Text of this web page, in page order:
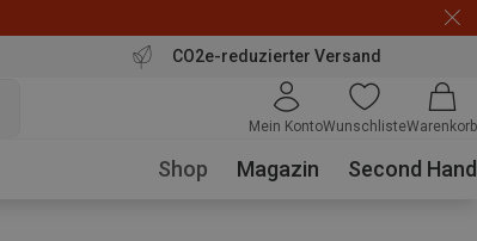
CO2e-reduzierter Versand
Mein KontoWunschlisteWarenkorb
Shop Magazin Second Hand